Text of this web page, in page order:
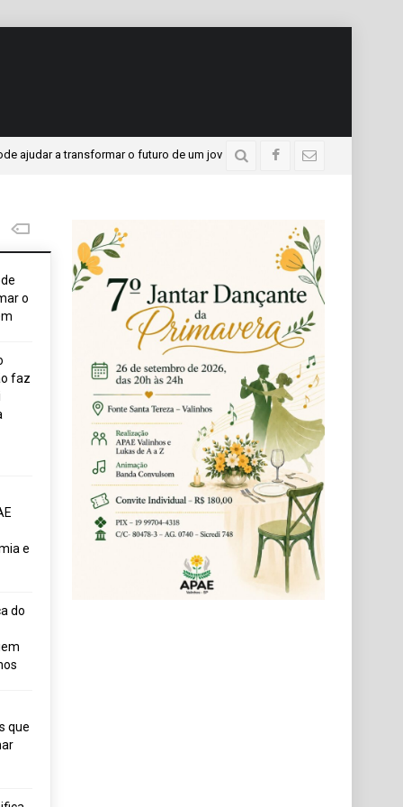
transformar o futuro de um jovem 5 dias atrás APAE presente
o
faz
e
do
que